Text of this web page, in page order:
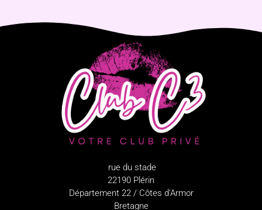
rue du stade
22190 Plérin
Département 22 / Côtes d’Armor
Bretagne